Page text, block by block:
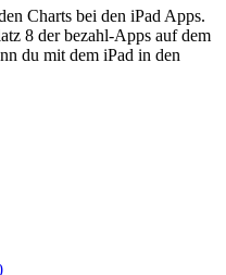
Charts bei den iPad Apps.
8 der bezahl-Apps auf dem
du mit dem iPad in den